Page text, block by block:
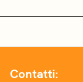
Contatti: